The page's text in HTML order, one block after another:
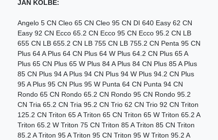
JAN KOLBE:
Angelo 5 CN Cleo 65 CN Cleo 95 CN DI 640 Easy 62 CN
Easy 92 CN Ecco 65.2 CN Ecco 95 CN Ecco 95.2 CN LB
655 CN LB 655.2 CN LB 755 CN LB 755.2 CN Penta 95 CN
Plus 64 A Plus 64 CN Plus 64 W Plus 64.2 CN Plus 65 A
Plus 65 CN Plus 65 W Plus 84 A Plus 84 CN Plus 85 A Plus
85 CN Plus 94 A Plus 94 CN Plus 94 W Plus 94.2 CN Plus
95 A Plus 95 CN Plus 95 W Punta 64 CN Punta 94 CN
Rondo 65 CN Rondo 65.2 CN Rondo 95 CN Rondo 95.2
CN Tria 65.2 CN Tria 95.2 CN Trio 62 CN Trio 92 CN Triton
125.2 CN Triton 65 A Triton 65 CN Triton 65 W Triton 65.2 A
Triton 65.2 W Triton 75 CN Triton 85 A Triton 85 CN Triton
85.2 A Triton 95 A Triton 95 CN Triton 95 W Triton 95.2 A